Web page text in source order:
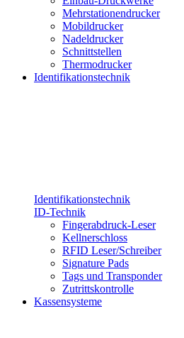
Mehrstationendrucker
Mobildrucker
Nadeldrucker
Schnittstellen
Thermodrucker
Identifikationstechnik
Identifikationstechnik
ID-Technik
Fingerabdruck-Leser
Kellnerschloss
RFID Leser/Schreiber
Signature Pads
Tags und Transponder
Zutrittskontrolle
Kassensysteme